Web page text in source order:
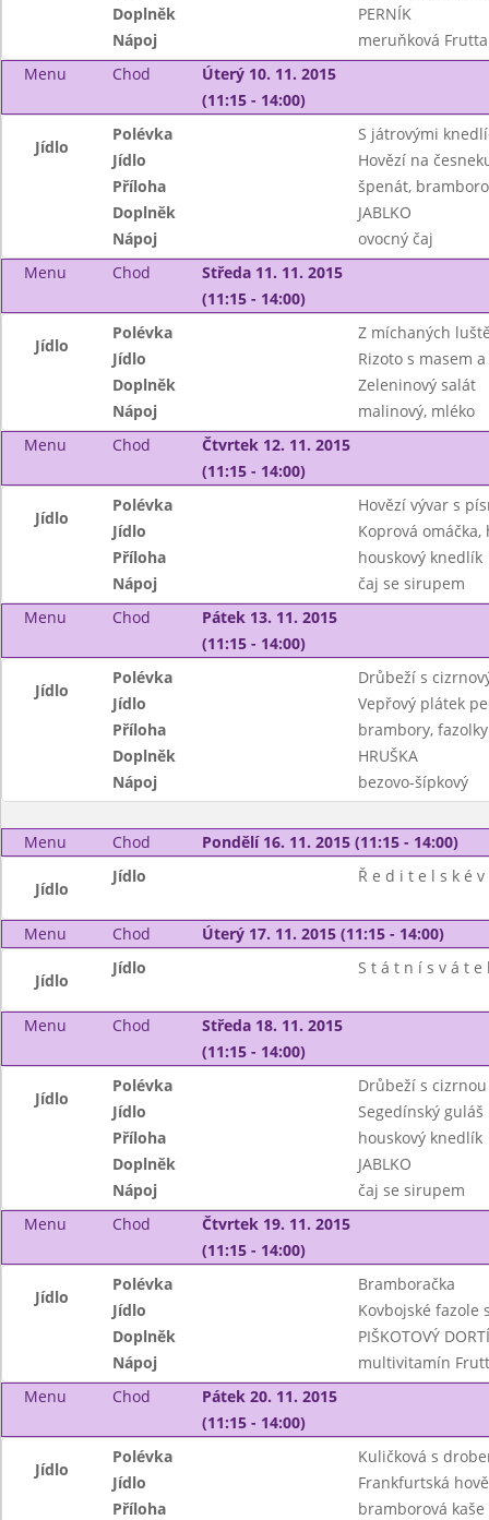
Doplněk
PERNÍK
Nápoj
meruňková
Menu
Chod
Úterý 10. 11. 2015
(11:15 - 14:00)
Jídlo
Polévka
S játrovými
Jídlo
Hovězí na
Příloha
špenát,
Doplněk
JABLKO
Nápoj
ovocný čaj
Menu
Chod
Středa 11. 11. 2015
(11:15 - 14:00)
Jídlo
Polévka
Z míchaných
Jídlo
Rizoto s masem
Doplněk
Zeleninový salát
Nápoj
malinový, mléko
Menu
Chod
Čtvrtek 12. 11. 2015
(11:15 - 14:00)
Jídlo
Polévka
Hovězí vývar s
Jídlo
Koprová omáčka,
Příloha
houskový knedlík
Nápoj
čaj se sirupem
Menu
Chod
Pátek 13. 11. 2015
(11:15 - 14:00)
Jídlo
Polévka
Drůbeží s
Jídlo
Vepřový plátek
Příloha
brambory,
Doplněk
HRUŠKA
Nápoj
bezovo-šípkový
Menu Chod Pondělí 16. 11. 2015 (11:15 - 14:00)
Jídlo
Jídlo Ř e d i t e l s k é
Menu Chod Úterý 17. 11. 2015 (11:15 - 14:00)
Jídlo
Jídlo S t á t n í s v á t e
Menu Chod
Středa 18. 11. 2015
(11:15 - 14:00)
Jídlo
Polévka
Drůbeží s
Jídlo
Segedínský guláš
Příloha
houskový knedlík
Doplněk
JABLKO
Nápoj
čaj se sirupem
Menu
Chod
Čtvrtek 19. 11. 2015
(11:15 - 14:00)
Jídlo
Polévka
Bramboračka
Jídlo
Kovbojské fazole
Doplněk
PIŠKOTOVÝ
Nápoj
multivitamín
Menu
Chod
Pátek 20. 11. 2015
(11:15 - 14:00)
Jídlo
Polévka
Kuličková s
Jídlo
Frankfurtská
Příloha
bramborová kaše